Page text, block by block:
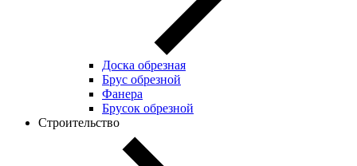
Доска обрезная
Брус обрезной
Фанера
Брусок обрезной
Строительство